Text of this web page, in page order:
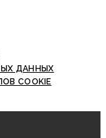
ДАННЫХ
COOKIE